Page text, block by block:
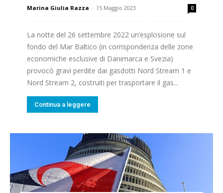
Marina Giulia Razza - 15 Maggio 2023 0
La notte del 26 settembre 2022 un’esplosione sul
fondo del Mar Baltico (in corrispondenza delle zone
economiche esclusive di Danimarca e Svezia)
provocò gravi perdite dai gasdotti Nord Stream 1 e
Nord Stream 2, costruiti per trasportare il gas...
Continua a leggere